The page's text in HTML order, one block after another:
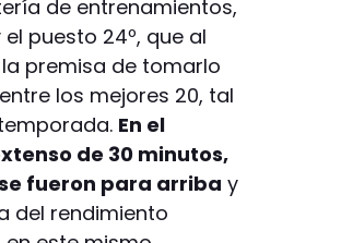
de entrenamientos,
puesto 24º, que al
premisa de tomarlo
los mejores 20, tal
En el
de 30 minutos,
fueron para arriba y
del rendimiento